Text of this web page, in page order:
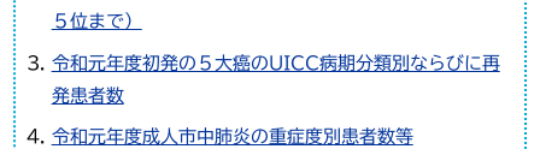
５位まで）
令和元年度初発の５大癌のUICC病期分類別ならびに再
発患者数
令和元年度成人市中肺炎の重症度別患者数等